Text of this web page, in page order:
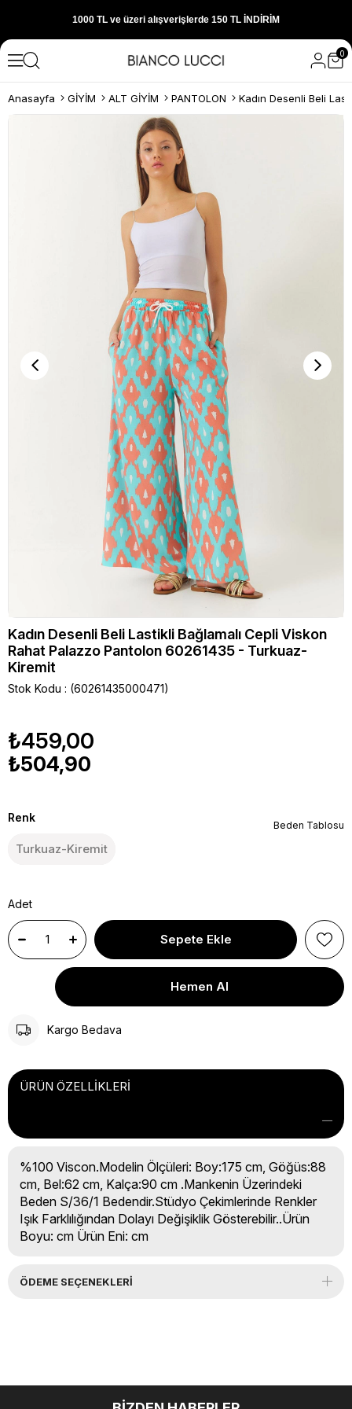
300 TL ve üzeri alışverişlerde ÜCRETSİZ KARGO
Yeni sezon ürünlerini hemen keşfedin
300 TL ve üzeri alışverişlerde ÜCRETSİZ KARGO
1000 TL ve üzeri alışverişlerde 150 TL İNDİRİM
0
Anasayfa GİYİM ALT GİYİM PANTOLON
Kadın Desenli Beli Lastikli Bağlamalı Cepli Viskon
Rahat Palazzo Pantolon 60261435 - Turkuaz-
Kiremit
Stok Kodu (60261435000471)
₺459,00
₺504,90
Renk
Turkuaz-Kiremit
Beden Tablosu
Adet
Kargo Bedava
ÜRÜN ÖZELLIKLERI
%100 Viscon.Modelin Ölçüleri: Boy:175 cm, Göğüs:88
cm, Bel:62 cm, Kalça:90 cm .Mankenin Üzerindeki
Beden S/36/1 Bedendir.Stüdyo Çekimlerinde Renkler
Işık Farklılığından Dolayı Değişiklik Gösterebilir..Ürün
Boyu: cm Ürün Eni: cm
ÖDEME SEÇENEKLERI